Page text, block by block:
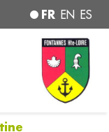
FR EN ES